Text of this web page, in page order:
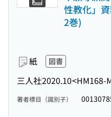
性教化」
2巻)
紙 図書
三人社2020.10<HM168-
著者標目（識別子）